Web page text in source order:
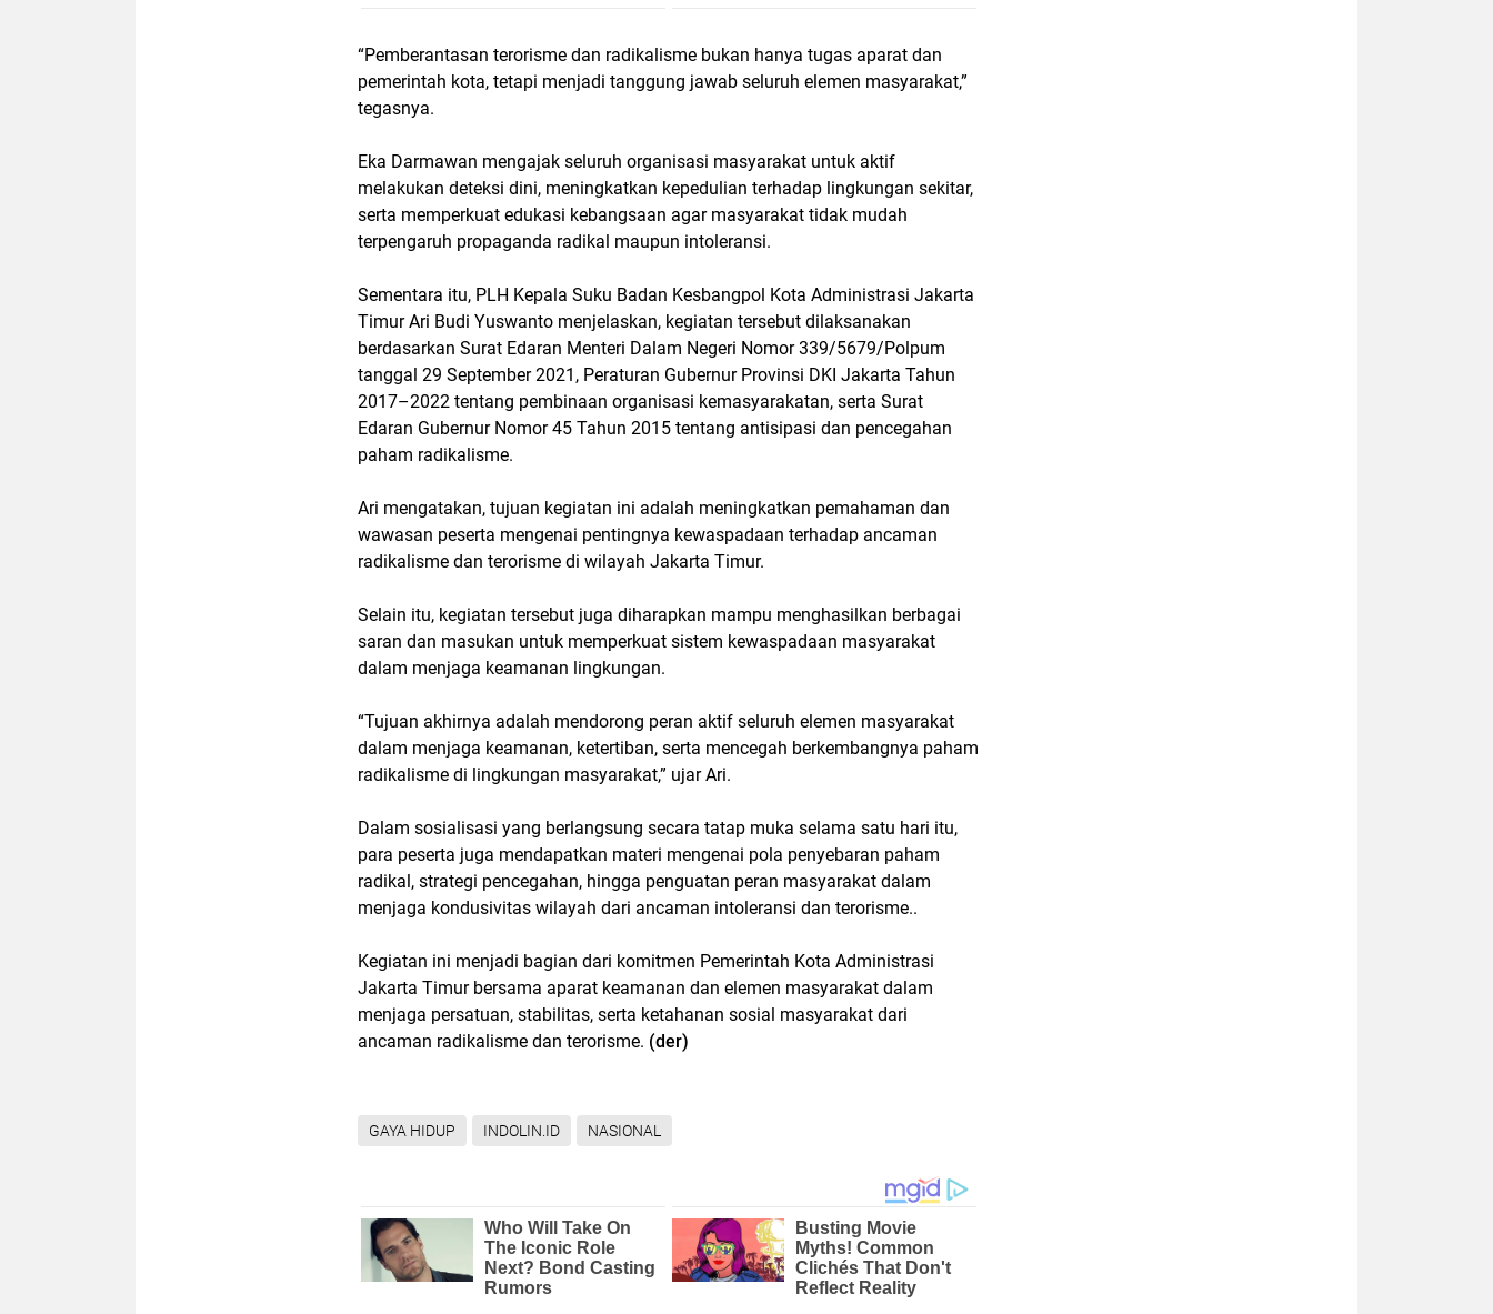
“Pemberantasan terorisme dan radikalisme bukan hanya tugas aparat dan
pemerintah kota, tetapi menjadi tanggung jawab seluruh elemen masyarakat,”
tegasnya.
Eka Darmawan mengajak seluruh organisasi masyarakat untuk aktif
melakukan deteksi dini, meningkatkan kepedulian terhadap lingkungan sekitar,
serta memperkuat edukasi kebangsaan agar masyarakat tidak mudah
terpengaruh propaganda radikal maupun intoleransi.
Sementara itu, PLH Kepala Suku Badan Kesbangpol Kota Administrasi Jakarta
Timur Ari Budi Yuswanto menjelaskan, kegiatan tersebut dilaksanakan
berdasarkan Surat Edaran Menteri Dalam Negeri Nomor 339/5679/Polpum
tanggal 29 September 2021, Peraturan Gubernur Provinsi DKI Jakarta Tahun
2017–2022 tentang pembinaan organisasi kemasyarakatan, serta Surat
Edaran Gubernur Nomor 45 Tahun 2015 tentang antisipasi dan pencegahan
paham radikalisme.
Ari mengatakan, tujuan kegiatan ini adalah meningkatkan pemahaman dan
wawasan peserta mengenai pentingnya kewaspadaan terhadap ancaman
radikalisme dan terorisme di wilayah Jakarta Timur.
Selain itu, kegiatan tersebut juga diharapkan mampu menghasilkan berbagai
saran dan masukan untuk memperkuat sistem kewaspadaan masyarakat
dalam menjaga keamanan lingkungan.
“Tujuan akhirnya adalah mendorong peran aktif seluruh elemen masyarakat
dalam menjaga keamanan, ketertiban, serta mencegah berkembangnya paham
radikalisme di lingkungan masyarakat,” ujar Ari.
Dalam sosialisasi yang berlangsung secara tatap muka selama satu hari itu,
para peserta juga mendapatkan materi mengenai pola penyebaran paham
radikal, strategi pencegahan, hingga penguatan peran masyarakat dalam
menjaga kondusivitas wilayah dari ancaman intoleransi dan terorisme..
Kegiatan ini menjadi bagian dari komitmen Pemerintah Kota Administrasi
Jakarta Timur bersama aparat keamanan dan elemen masyarakat dalam
menjaga persatuan, stabilitas, serta ketahanan sosial masyarakat dari
ancaman radikalisme dan terorisme. (der)
GAYA HIDUP INDOLIN.ID NASIONAL